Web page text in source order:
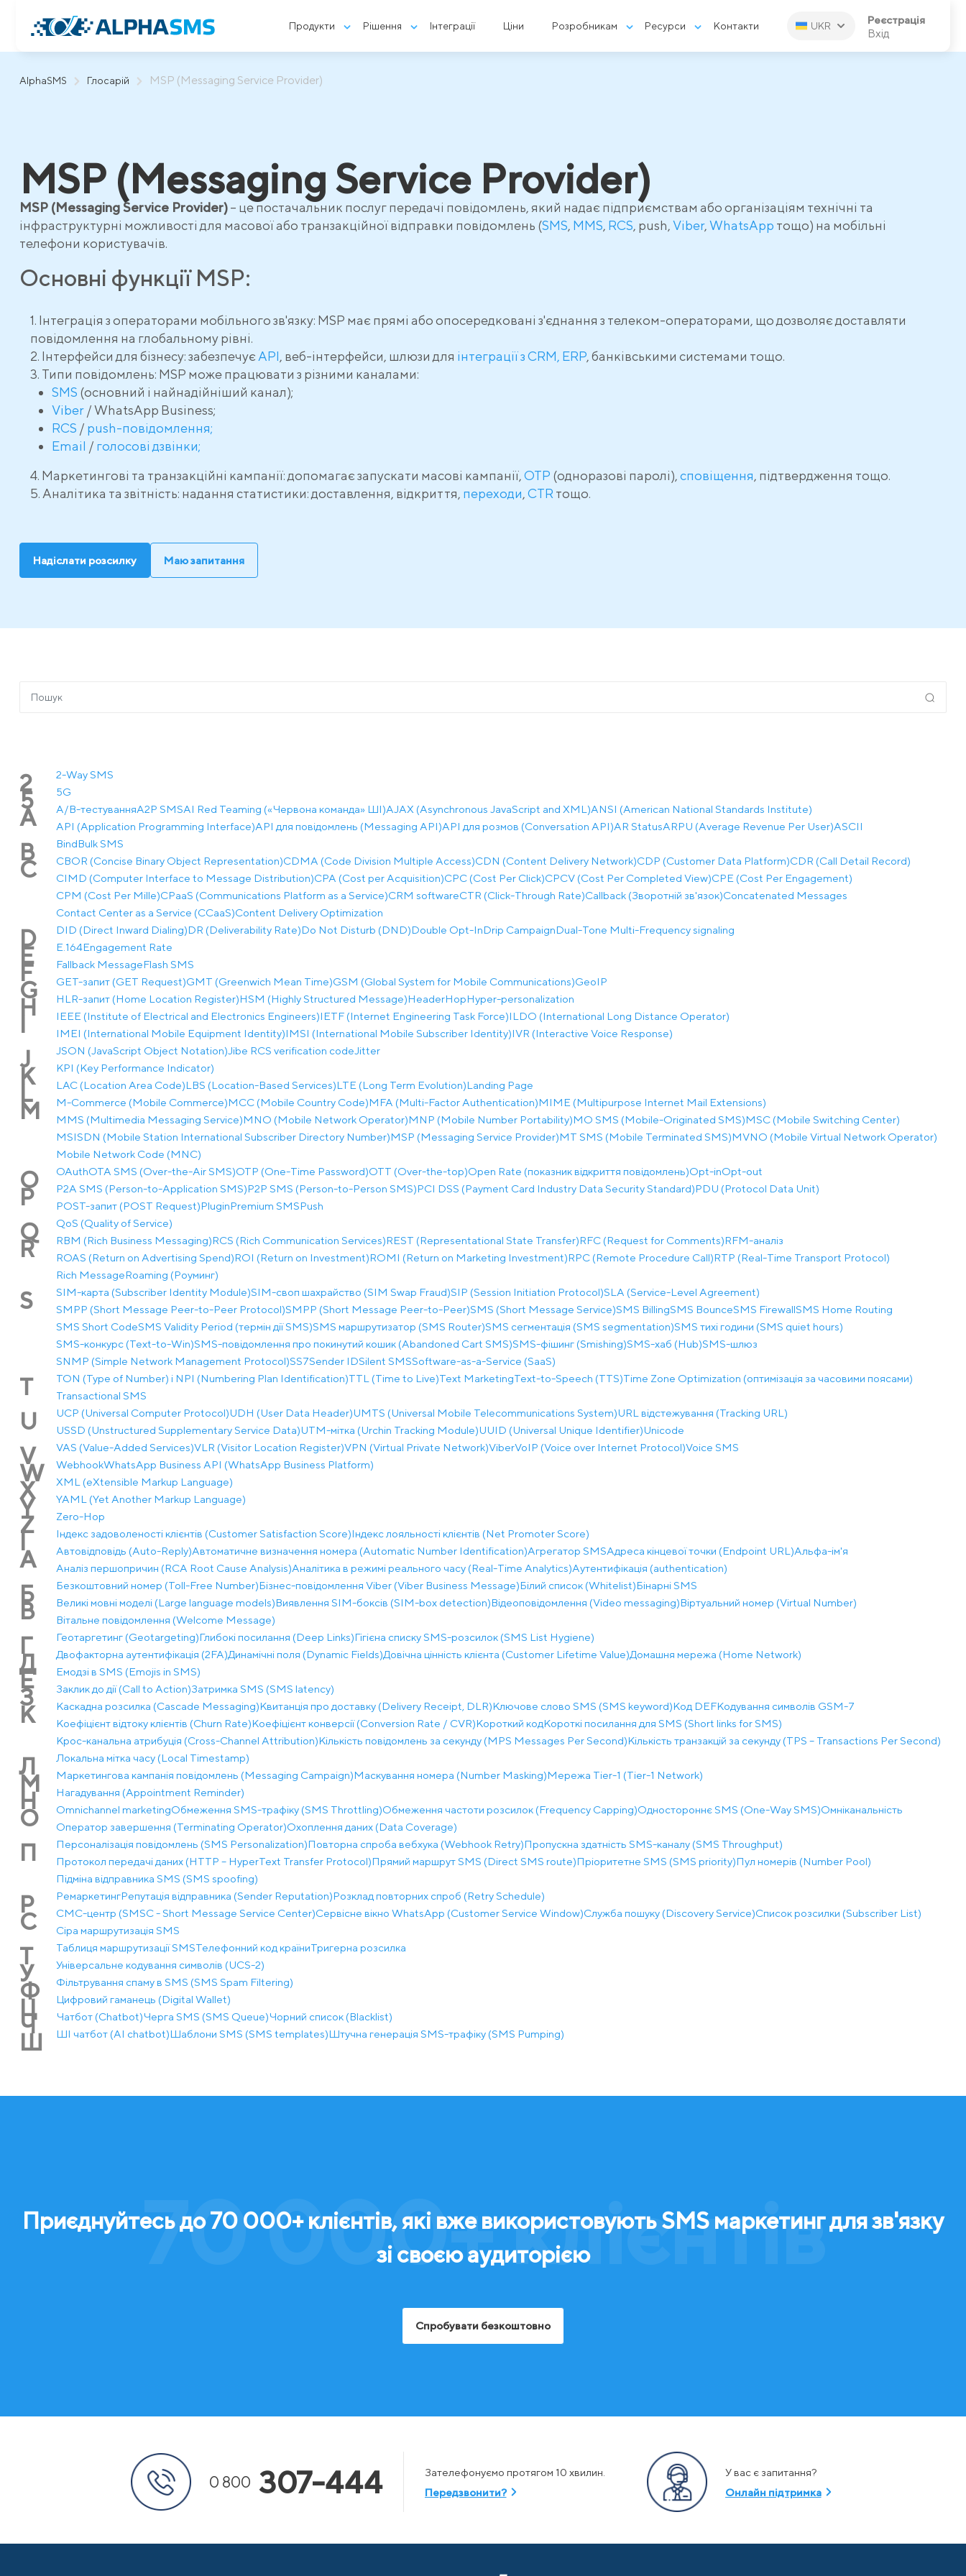
AlphaSMS Глосарій MSP (Messaging Service Provider)
Продукти Рішення Інтеграції Ціни Розробникам Ресурси Контакти UKR Реєстрація
Вхід
MSP (Messaging Service Provider)
MSP (Messaging Service Provider)– це постачальник послуг передачі повідомлень, який надає підприємствам або організаціям технічні та
інфраструктурні можливості для масової або транзакційної відправки повідомлень (SMS, MMS, RCS, push,Viber,WhatsApp тощо) на мобільні
телефони користувачів.
Основні функції MSP:
Інтеграція з операторами мобільного зв'язку: MSP має прямі або опосередковані з'єднання з телеком-операторами, що дозволяє доставляти
повідомлення на глобальному рівні.
Інтерфейси для бізнесу: забезпечує API, веб-інтерфейси, шлюзи для інтеграції з CRM, ERP, банківськими системами тощо.
Типи повідомлень: MSP може працювати з різними каналами:
SMS (основний і найнадійніший канал);
Viber / WhatsApp Business;
RCS / push-повідомлення;
Email / голосові дзвінки;
Маркетингові та транзакційні кампанії: допомагає запускати масові кампанії,OTP (одноразові паролі),сповіщення, підтвердження тощо.
Аналітика та звітність: надання статистики: доставлення, відкриття, переходи,CTR тощо.
Надіслати розсилку Маю запитання
2 2-Way SMS
5 5G
A A/B-тестуванняA2P SMSAI Red Teaming («Червона команда» ШІ)AJAX (Asynchronous JavaScript and XML)ANSI (American National Standards Institute)
API (Application Programming Interface)API для повідомлень (Messaging API)API для розмов (Conversation API)AR StatusARPU (Average Revenue Per User)ASCII
B BindBulk SMS
C CBOR (Concise Binary Object Representation)CDMA (Code Division Multiple Access)CDN (Content Delivery Network)CDP (Customer Data Platform)CDR (Call Detail Record)
CIMD (Computer Interface to Message Distribution)CPA (Cost per Acquisition)CPC (Cost Per Click)CPCV (Cost Per Completed View)CPE (Cost Per Engagement)
CPM (Cost Per Mille)CPaaS (Communications Platform as a Service)CRM softwareCTR (Click-Through Rate)Callback (Зворотній зв'язок)Concatenated Messages
Contact Center as a Service (CCaaS)Content Delivery Optimization
D DID (Direct Inward Dialing)DR (Deliverability Rate)Do Not Disturb (DND)Double Opt-InDrip CampaignDual-Tone Multi-Frequency signaling
E E.164Engagement Rate
F Fallback MessageFlash SMS
G GET-запит (GET Request)GMT (Greenwich Mean Time)GSM (Global System for Mobile Communications)GeoIP
H HLR-запит (Home Location Register)HSM (Highly Structured Message)HeaderHopHyper-personalization
IEEE (Institute of Electrical and Electronics Engineers)IETF (Internet Engineering Task Force)ILDO (International Long Distance Operator)
IMEI (International Mobile Equipment Identity)IMSI (International Mobile Subscriber Identity)IVR (Interactive Voice Response)
J JSON (JavaScript Object Notation)Jibe RCS verification codeJitter
K KPI (Key Performance Indicator)
L LAC (Location Area Code)LBS (Location-Based Services)LTE (Long Term Evolution)Landing Page
M M-Commerce (Mobile Commerce)MCC (Mobile Country Code)MFA (Multi-Factor Authentication)MIME (Multipurpose Internet Mail Extensions)
MMS (Multimedia Messaging Service)MNO (Mobile Network Operator)MNP (Mobile Number Portability)MO SMS (Mobile-Originated SMS)MSC (Mobile Switching Center)
MSISDN (Mobile Station International Subscriber Directory Number)MSP (Messaging Service Provider)MT SMS (Mobile Terminated SMS)MVNO (Mobile Virtual Network Operator)
Mobile Network Code (MNC)
O OAuthOTA SMS (Over-the-Air SMS)OTP (One-Time Password)OTT (Over-the-top)Open Rate (показник відкриття повідомлень)Opt-inOpt-out
P P2A SMS (Person-to-Application SMS)P2P SMS (Person-to-Person SMS)PCI DSS (Payment Card Industry Data Security Standard)PDU (Protocol Data Unit)
POST-запит (POST Request)PluginPremium SMSPush
Q QoS (Quality of Service)
R RBM (Rich Business Messaging)RCS (Rich Communication Services)REST (Representational State Transfer)RFC (Request for Comments)RFM-аналіз
ROAS (Return on Advertising Spend)ROI (Return on Investment)ROMI (Return on Marketing Investment)RPC (Remote Procedure Call)RTP (Real-Time Transport Protocol)
Rich MessageRoaming (Роуминг)
S SIM-карта (Subscriber Identity Module)SIM-своп шахрайство (SIM Swap Fraud)SIP (Session Initiation Protocol)SLA (Service-Level Agreement)
SMPP (Short Message Peer-to-Peer Protocol)SMPP (Short Message Peer-to-Peer)SMS (Short Message Service)SMS BillingSMS BounceSMS FirewallSMS Home Routing
SMS Short CodeSMS Validity Period (термін дії SMS)SMS маршрутизатор (SMS Router)SMS сегментація (SMS segmentation)SMS тихі години (SMS quiet hours)
SMS-конкурс (Text-to-Win)SMS-повідомлення про покинутий кошик (Abandoned Cart SMS)SMS-фішинг (Smishing)SMS-хаб (Hub)SMS-шлюз
SNMP (Simple Network Management Protocol)SS7Sender IDSilent SMSSoftware-as-a-Service (SaaS)
T TON (Type of Number) і NPI (Numbering Plan Identification)TTL (Time to Live)Text MarketingText-to-Speech (TTS)Time Zone Optimization (оптимізація за часовими поясами)
Transactional SMS
U UCP (Universal Computer Protocol)UDH (User Data Header)UMTS (Universal Mobile Telecommunications System)URL відстежування (Tracking URL)
USSD (Unstructured Supplementary Service Data)UTM-мітка (Urchin Tracking Module)UUID (Universal Unique Identifier)Unicode
V VAS (Value-Added Services)VLR (Visitor Location Register)VPN (Virtual Private Network)ViberVoIP (Voice over Internet Protocol)Voice SMS
W WebhookWhatsApp Business API (WhatsApp Business Platform)
X XML (eXtensible Markup Language)
Y YAML (Yet Another Markup Language)
Z Zero-Hop
І Індекс задоволеності клієнтів (Customer Satisfaction Score)Індекс лояльності клієнтів (Net Promoter Score)
А Автовідповідь (Auto-Reply)Автоматичне визначення номера (Automatic Number Identification)Агрегатор SMSАдреса кінцевої точки (Endpoint URL)Альфа-ім'я
Аналіз першопричин (RCA Root Cause Analysis)Аналітика в режимі реального часу (Real-Time Analytics)Аутентифікація (authentication)
Б Безкоштовний номер (Toll-Free Number)Бізнес-повідомлення Viber (Viber Business Message)Білий список (Whitelist)Бінарні SMS
В Великі мовні моделі (Large language models)Виявлення SIM-боксів (SIM-box detection)Відеоповідомлення (Video messaging)Віртуальний номер (Virtual Number)
Вітальне повідомлення (Welcome Message)
Г Геотаргетинг (Geotargeting)Глибокі посилання (Deep Links)Гігієна списку SMS-розсилок (SMS List Hygiene)
Д Двофакторна аутентифікація (2FA)Динамічні поля (Dynamic Fields)Довічна цінність клієнта (Customer Lifetime Value)Домашня мережа (Home Network)
Е Емодзі в SMS (Emojis in SMS)
З Заклик до дії (Call to Action)Затримка SMS (SMS latency)
К Каскадна розсилка (Cascade Messaging)Квитанція про доставку (Delivery Receipt, DLR)Ключове слово SMS (SMS keyword)Код DEFКодування символів GSM-7
Коефіцієнт відтоку клієнтів (Churn Rate)Коефіцієнт конверсії (Conversion Rate / CVR)Короткий кодКороткі посилання для SMS (Short links for SMS)
Крос-канальна атрибуція (Cross-Channel Attribution)Кількість повідомлень за секунду (MPS Messages Per Second)Кількість транзакцій за секунду (TPS – Transactions Per Second)
Л Локальна мітка часу (Local Timestamp)
М Маркетингова кампанія повідомлень (Messaging Campaign)Маскування номера (Number Masking)Мережа Tier-1 (Tier-1 Network)
Н Нагадування (Appointment Reminder)
О Оmnichannel marketingОбмеження SMS-трафіку (SMS Throttling)Обмеження частоти розсилок (Frequency Capping)Одностороннє SMS (One-Way SMS)Омніканальність
Оператор завершення (Terminating Operator)Охоплення даних (Data Coverage)
П Персоналізація повідомлень (SMS Personalization)Повторна спроба вебхука (Webhook Retry)Пропускна здатність SMS-каналу (SMS Throughput)
Протокол передачі даних (HTTP – HyperText Transfer Protocol)Прямий маршрут SMS (Direct SMS route)Пріоритетне SMS (SMS priority)Пул номерів (Number Pool)
Підміна відправника SMS (SMS spoofing)
Р РемаркетингРепутація відправника (Sender Reputation)Розклад повторних спроб (Retry Schedule)
С СМС-центр (SMSC - Short Message Service Center)Сервісне вікно WhatsApp (Customer Service Window)Служба пошуку (Discovery Service)Список розсилки (Subscriber List)
Сіра маршрутизація SMS
Т Таблиця маршрутизації SMSТелефонний код країниТригерна розсилка
У Універсальне кодування символів (UCS-2)
Ф Фільтрування спаму в SMS (SMS Spam Filtering)
Ц Цифровий гаманець (Digital Wallet)
Ч Чатбот (Chatbot)Черга SMS (SMS Queue)Чорний список (Blacklist)
Ш ШІ чатбот (AI chatbot)Шаблони SMS (SMS templates)Штучна генерація SMS-трафіку (SMS Pumping)
70 000+ клієнтів
Приєднуйтесь до 70 000+ клієнтів, які вже використовують SMS маркетинг для зв'язку
зі своєю аудиторією
Спробувати безкоштовно
0 800 307-444
Зателефонуємо протягом 10 хвилин.
Передзвонити?
У вас є запитання?
Онлайн підтримка